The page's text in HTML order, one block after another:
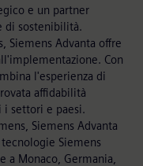
e un partner
di sostenibilità.
Siemens Advanta offre
Con
l'esperienza di
affidabilità
settori e paesi.
Siemens Advanta
Siemens
a Monaco, Germania,